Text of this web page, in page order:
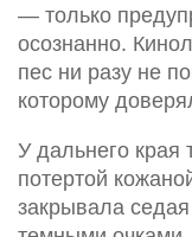
— только
осознанно.
пес ни разу не
которому
У дальнего края
потертой
закрывала